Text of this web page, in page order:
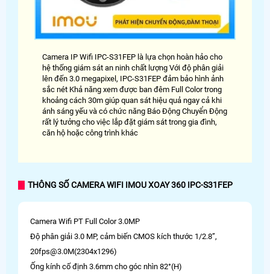
Camera IP Wifi IPC-S31FEP là lựa chọn hoàn hảo cho
hệ thống giám sát an ninh chất lượng Với độ phân giải
lên đến 3.0 megapixel, IPC-S31FEP đảm bảo hình ảnh
sắc nét Khả năng xem được ban đêm Full Color trong
khoảng cách 30m giúp quan sát hiệu quả ngay cả khi
ánh sáng yếu và có chức năng Báo Động Chuyển Động
rất lý tưởng cho việc lắp đặt giám sát trong gia đình,
căn hộ hoặc công trình khác
THÔNG SỐ CAMERA WIFI IMOU XOAY 360 IPC-S31FEP
Camera Wifi PT Full Color 3.0MP
Độ phân giải 3.0 MP, cảm biến CMOS kích thước 1/2.8”,
20fps@3.0M(2304x1296)
Ống kính cố định 3.6mm cho góc nhìn 82°(H)